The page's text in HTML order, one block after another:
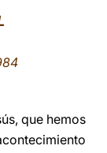
que hemos